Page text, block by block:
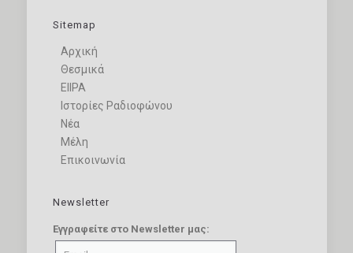
Sitemap
Αρχική
Θεσμικά
ΕΙΙΡΑ
Ιστορίες Ραδιοφώνου
Νέα
Μέλη
Επικοινωνία
Newsletter
Εγγραφείτε στο Newsletter μας: